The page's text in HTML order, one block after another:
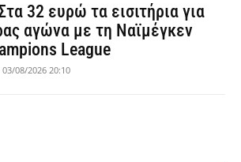
32 ευρώ τα εισιτήρια για
αγώνα με τη Ναϊμέγκεν
League
03/08/2026 20:10